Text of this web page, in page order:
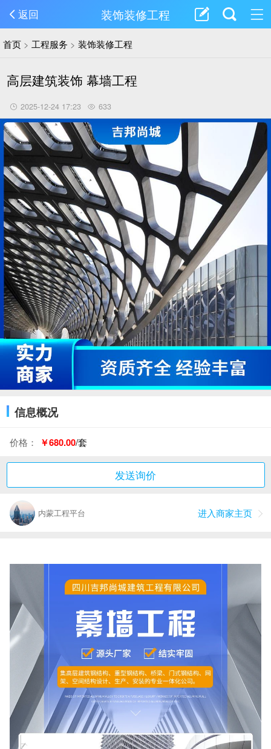
返回 装饰装修工程
首页 >工程服务 >装饰装修工程
高层建筑装饰 幕墙工程
2025-12-24 17:23 633
信息概况
价格： ￥680.00/套
发送询价
内蒙工程平台 进入商家主页